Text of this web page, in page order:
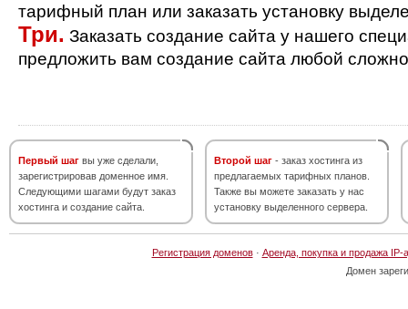
тарифный план или заказать установку
Три. Заказать создание сайта у нашего
предложить вам создание сайта любой
Первый шаг вы уже сделали,
зарегистрировав доменное имя.
Следующими шагами будут заказ
хостинга и создание сайта.
Второй шаг - заказ хостинга из
предлагаемых тарифных планов.
Также вы можете заказать у нас
установку выделенного сервера.
Регистрация доменов· Аренда, покупка и продажа IP-
Домен